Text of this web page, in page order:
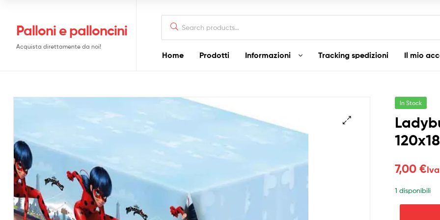
Palloni e palloncini
Acquista direttamente da noi!
for:
Home Prodotti Informazioni Tracking spedizioni Il mio
In Stock
7,00€
1 disponibili